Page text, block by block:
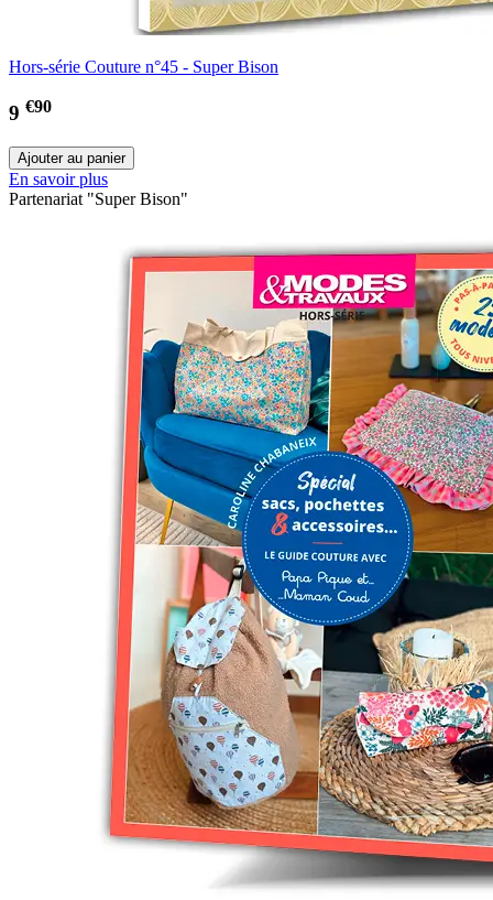
Hors-série Couture n°45 - Super Bison
9 €90
En savoir plus
Partenariat "Super Bison"